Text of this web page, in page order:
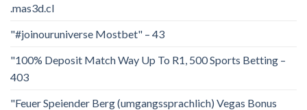
.mas3d.cl
"#joinouruniverse Mostbet" – 43
"100% Deposit Match Way Up To R1, 500 Sports Betting –
403
"Feuer Speiender Berg (umgangssprachlich) Vegas Bonus